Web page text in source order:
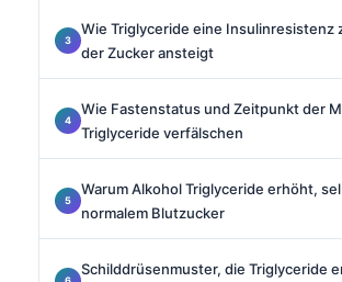
Wie Triglyceride eine Insulinresistenz
der Zucker ansteigt
Wie Fastenstatus und Zeitpunkt der
Triglyceride verfälschen
Warum Alkohol Triglyceride erhöht,
normalem Blutzucker
Schilddrüsenmuster, die Triglyceride